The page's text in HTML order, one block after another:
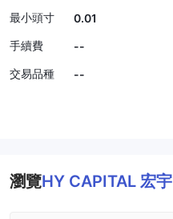
最小頭寸
0.01
手續費
--
交易品種
--
瀏覽HY CAPITAL 宏宇